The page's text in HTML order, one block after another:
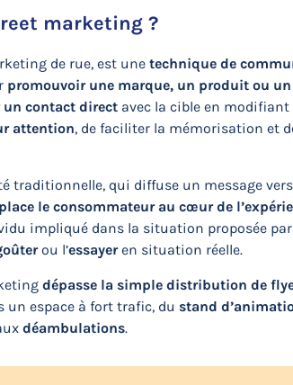
marketing ?
de rue, est une technique de
promouvoir une marque, un produit ou un
un contact directavec la cible en modifiant
attention, de faciliter la mémorisation et
traditionnelle, qui diffuse un message
le consommateur au cœur de
impliqué dans la situation proposée par
ou l’essayeren situation réelle.
dépasse la simple distribution de
espace à fort trafic, du stand
déambulations.